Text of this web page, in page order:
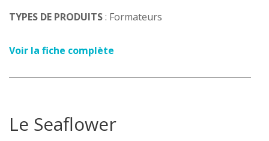
TYPES DE PRODUITS: Formateurs
Voir la fiche complète
Le Seaflower